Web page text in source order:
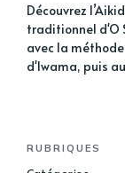
Découvrez
traditionnel d'O
avec la
d'Iwama, puis
RUBRIQUES